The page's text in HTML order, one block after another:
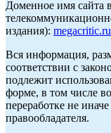
Доменное имя сайта
издания): megacritic.ru
Вся информация,
соответствии с
подлежит
форме, в том числе
переработке не
правообладателя.